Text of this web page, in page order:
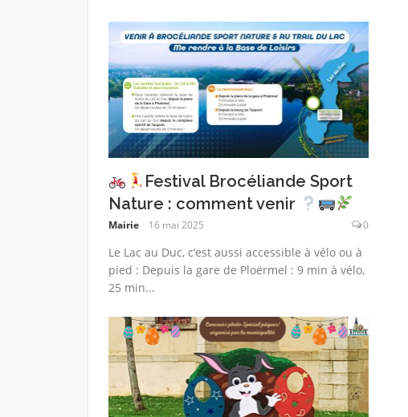
Festival Brocéliande Sport
Nature : comment venir
Mairie 16 mai 2025 0
Le Lac au Duc, c’est aussi accessible à vélo ou à
pied : Depuis la gare de Ploërmel : 9 min à vélo,
25 min...